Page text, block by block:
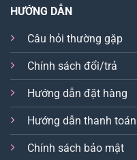
HƯỚNG DẪN
Câu hỏi thường gặp
Chính sách đổi/trả
Hướng dẫn đặt hàng
Hướng dẫn thanh toán
Chính sách bảo mật